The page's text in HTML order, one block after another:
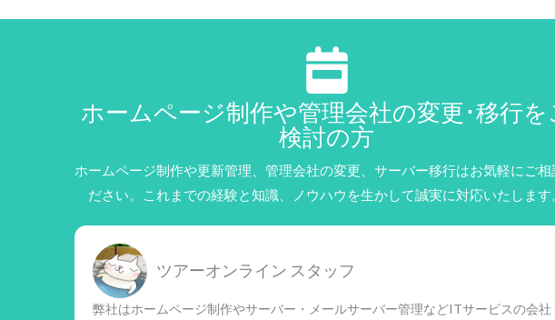
ホームページ制作や管理会社の変更･移行を
検討の方
ホームページ制作や更新管理、管理会社の変更、サーバー移行はお気軽にご相
ださい。これまでの経験と知識、ノウハウを生かして誠実に対応いたします
ツアーオンライン スタッフ
弊社はホームページ制作やサーバー・メールサーバー管理などITサービスの会社